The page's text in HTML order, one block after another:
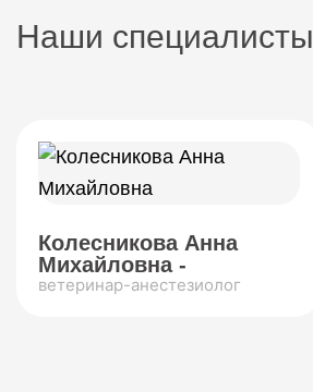
Наши специалисты
Колесникова Анна
Михайловна -
ветеринар-анестезиолог